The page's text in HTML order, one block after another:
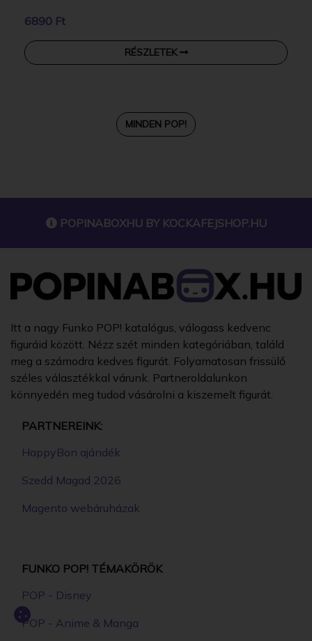
6890 Ft
RÉSZLETEK
MINDEN POP!
POPINABOXHU BY KOCKAFEJSHOP.HU
Itt a nagy Funko POP! katalógus, válogass kedvenc
figuráid között. Nézz szét minden kategóriában, találd
meg a számodra kedves figurát. Folyamatosan frissülő
széles választékkal várunk. Partneroldalunkon
könnyedén meg tudod vásárolni a kiszemelt figurát.
PARTNEREINK:
HappyBon ajándék
Szedd Magad 2026
Magento webáruházak
FUNKO POP! TÉMAKÖRÖK
POP - Disney
POP - Anime & Manga